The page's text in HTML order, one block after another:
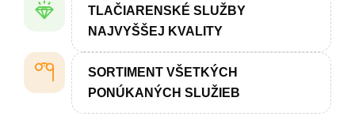
TLAČIARENSKÉ SLUŽBY
NAJVYŠŠEJ KVALITY
SORTIMENT VŠETKÝCH
PONÚKANÝCH SLUŽIEB